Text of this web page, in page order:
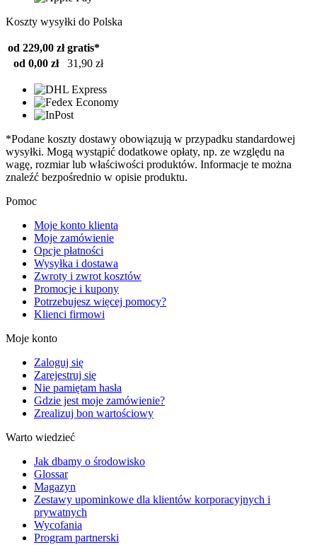
Koszty wysyłki do Polska
od 229,00 zł gratis*
od 0,00 zł
31,90 zł
*Podane koszty dostawy obowiązują w przypadku standardowej
wysyłki. Mogą wystąpić dodatkowe opłaty, np. ze względu na
wagę, rozmiar lub właściwości produktów. Informacje te można
znaleźć bezpośrednio w opisie produktu.
Pomoc
Moje konto klienta
Moje zamówienie
Opcje płatności
Wysyłka i dostawa
Zwroty i zwrot kosztów
Promocje i kupony
Potrzebujesz więcej pomocy?
Klienci firmowi
Moje konto
Zaloguj się
Zarejestruj się
Nie pamiętam hasła
Gdzie jest moje zamówienie?
Zrealizuj bon wartościowy
Warto wiedzieć
Jak dbamy o środowisko
Glossar
Magazyn
Zestawy upominkowe dla klientów korporacyjnych i
prywatnych
Wycofania
Program partnerski